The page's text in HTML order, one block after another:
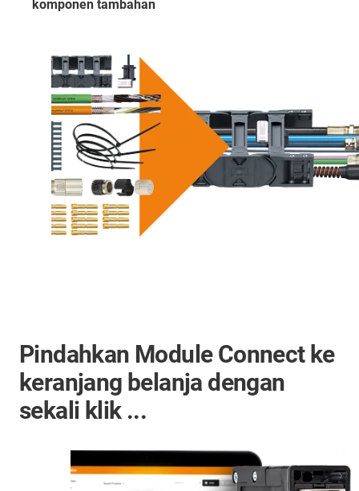
komponen tambahan
Pindahkan Module Connect ke
keranjang belanja dengan
sekali klik ...